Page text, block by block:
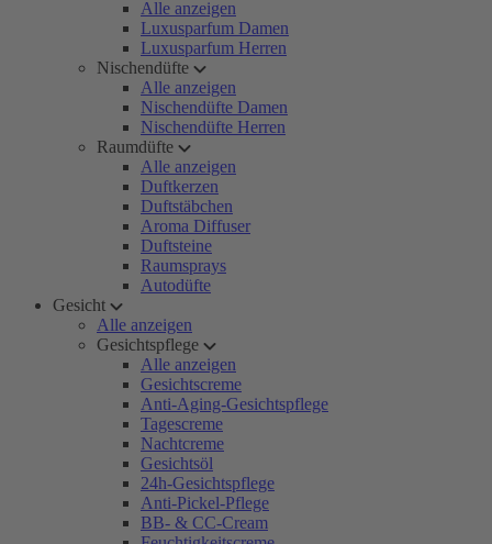
Alle anzeigen
Luxusparfum Damen
Luxusparfum Herren
Nischendüfte
Alle anzeigen
Nischendüfte Damen
Nischendüfte Herren
Raumdüfte
Alle anzeigen
Duftkerzen
Duftstäbchen
Aroma Diffuser
Duftsteine
Raumsprays
Autodüfte
Gesicht
Alle anzeigen
Gesichtspflege
Alle anzeigen
Gesichtscreme
Anti-Aging-Gesichtspflege
Tagescreme
Nachtcreme
Gesichtsöl
24h-Gesichtspflege
Anti-Pickel-Pflege
BB- & CC-Cream